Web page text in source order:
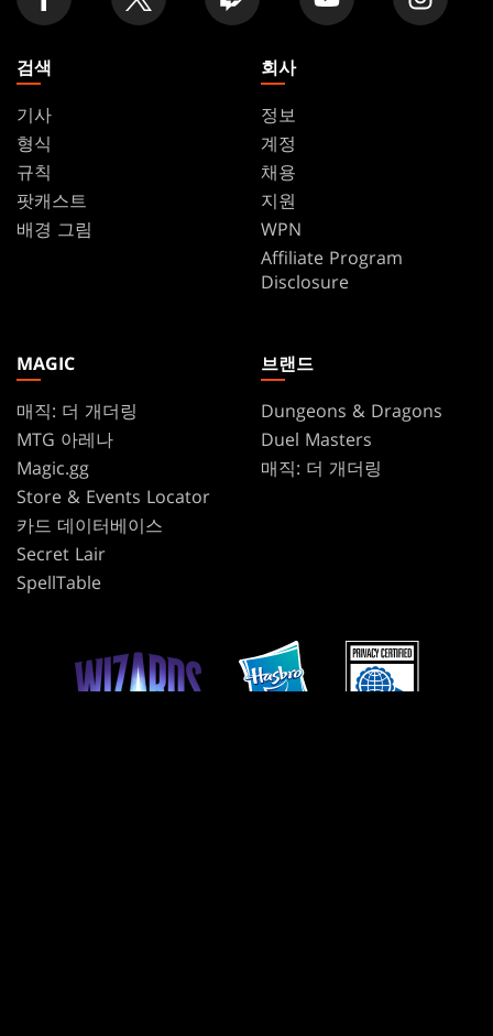
검색
기사
형식
규칙
팟캐스트
배경 그림
회사
정보
계정
채용
지원
WPN
Affiliate Program
Disclosure
MAGIC
매직: 더 개더링
MTG 아레나
Magic.gg
Store & Events Locator
카드 데이터베이스
Secret Lair
SpellTable
브랜드
Dungeons & Dragons
Duel Masters
매직: 더 개더링